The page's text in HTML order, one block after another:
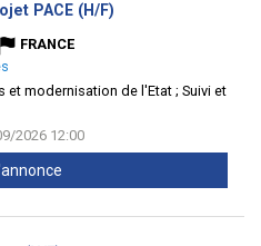
PACE (H/F)
FRANCE
et modernisation de l'Etat ; Suivi et
2026 12:00